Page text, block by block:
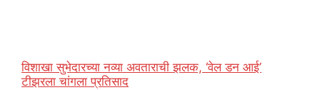
विशाखा सुभेदारच्या नव्या अवताराची झलक, ‘वेल डन आई’
टीझरला चांगला प्रतिसाद